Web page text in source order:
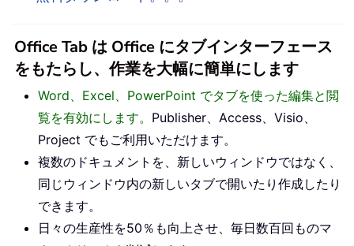
Office Tab は Office にタブインターフェース
をもたらし、作業を大幅に簡単にします
Word、Excel、PowerPoint でタブを使った編集と閲
覧を有効にします。 Publisher、Access、Visio、
Project でもご利用いただけます。
複数のドキュメントを、新しいウィンドウではなく、
同じウィンドウ内の新しいタブで開いたり作成したり
できます。
日々の生産性を50％も向上させ、毎日数百回ものマ